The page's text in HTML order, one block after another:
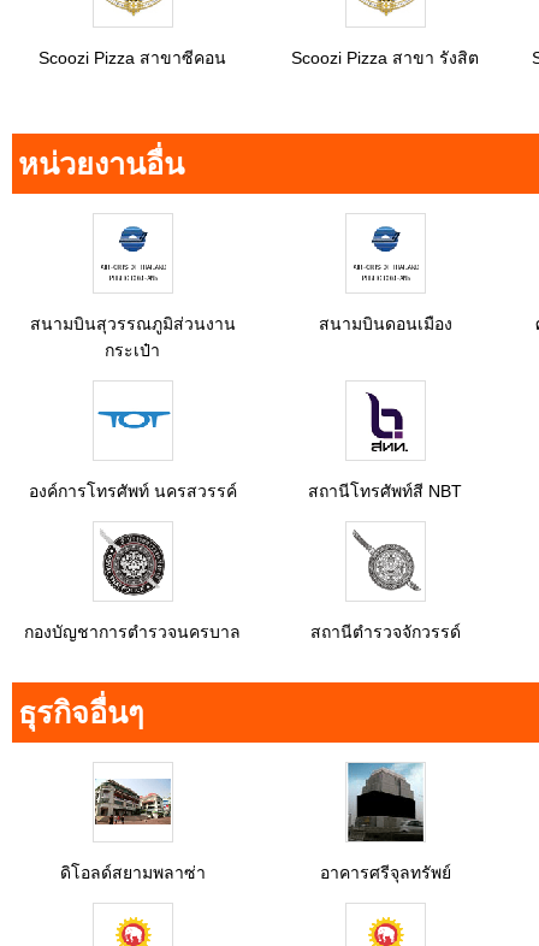
Scoozi Pizza สาขาซีคอน Scoozi Pizza สาขา รังสิต
หน่วยงานอื่น
สนามบินสุวรรณภูมิส่วนงาน
กระเป๋า
สนามบินดอนเมือง
องค์การโทรศัพท์ นครสวรรค์ สถานีโทรศัพท์สี NBT
กองบัญชาการตำรวจนครบาล สถานีตำรวจจักวรรด์
ธุรกิจอื่นๆ
ดิโอลด์สยามพลาซ่า อาคารศรีจุลทรัพย์